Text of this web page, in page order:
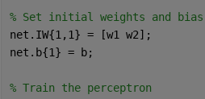
% Set initial weights and bias
net.IW{1,1} = [w1 w2];
net.b{1} = b;
% Train the perceptron